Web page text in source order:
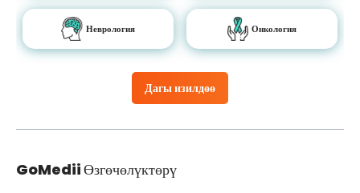
Дагы изилдөө
Неврология Онкология
GoMediiӨзгөчөлүктөрү